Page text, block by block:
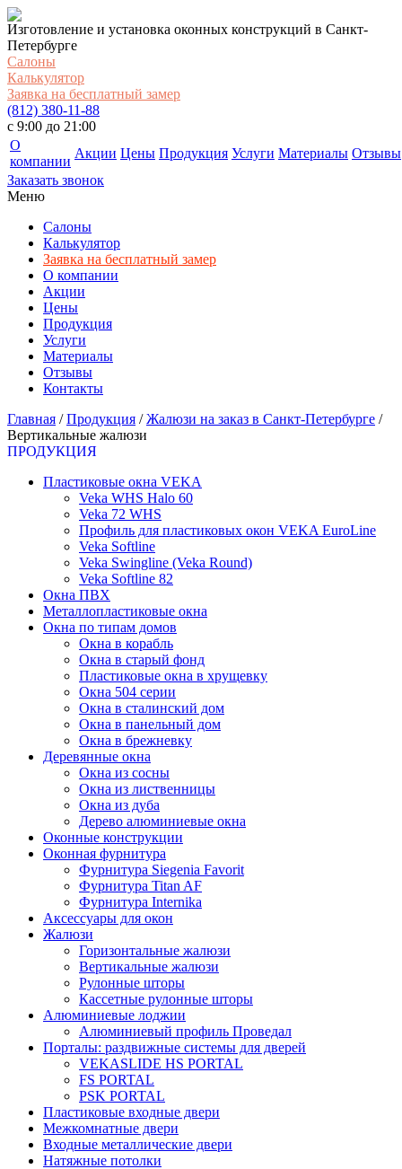
Изготовление и установка оконных конструкций в Санкт-
Петербурге
Салоны
Калькулятор
Заявка на бесплатный замер
(812) 380-11-88
c 9:00 до 21:00
О
компании
Акции Цены Продукция Услуги Материалы Отзывы
Заказать звонок
Меню
Салоны
Калькулятор
Заявка на бесплатный замер
О компании
Акции
Цены
Продукция
Услуги
Материалы
Отзывы
Контакты
Главная /Продукция /Жалюзи на заказ в Санкт-Петербурге /
Вертикальные жалюзи
ПРОДУКЦИЯ
Пластиковые окна VEKA
Veka WHS Halo 60
Veka 72 WHS
Профиль для пластиковых окон VEKA EuroLine
Veka Softline
Veka Swingline (Veka Round)
Veka Softline 82
Окна ПВХ
Металлопластиковые окна
Окна по типам домов
Окна в корабль
Окна в старый фонд
Пластиковые окна в хрущевку
Окна 504 серии
Окна в сталинский дом
Окна в панельный дом
Окна в брежневку
Деревянные окна
Окна из сосны
Окна из лиственницы
Окна из дуба
Дерево алюминиевые окна
Оконные конструкции
Оконная фурнитура
Фурнитура Siegenia Favorit
Фурнитура Titan AF
Фурнитура Internika
Аксессуары для окон
Жалюзи
Горизонтальные жалюзи
Вертикальные жалюзи
Рулонные шторы
Кассетные рулонные шторы
Алюминиевые лоджии
Алюминиевый профиль Проведал
Порталы: раздвижные системы для дверей
VEKASLIDE HS PORTAL
FS PORTAL
PSK PORTAL
Пластиковые входные двери
Межкомнатные двери
Входные металлические двери
Натяжные потолки